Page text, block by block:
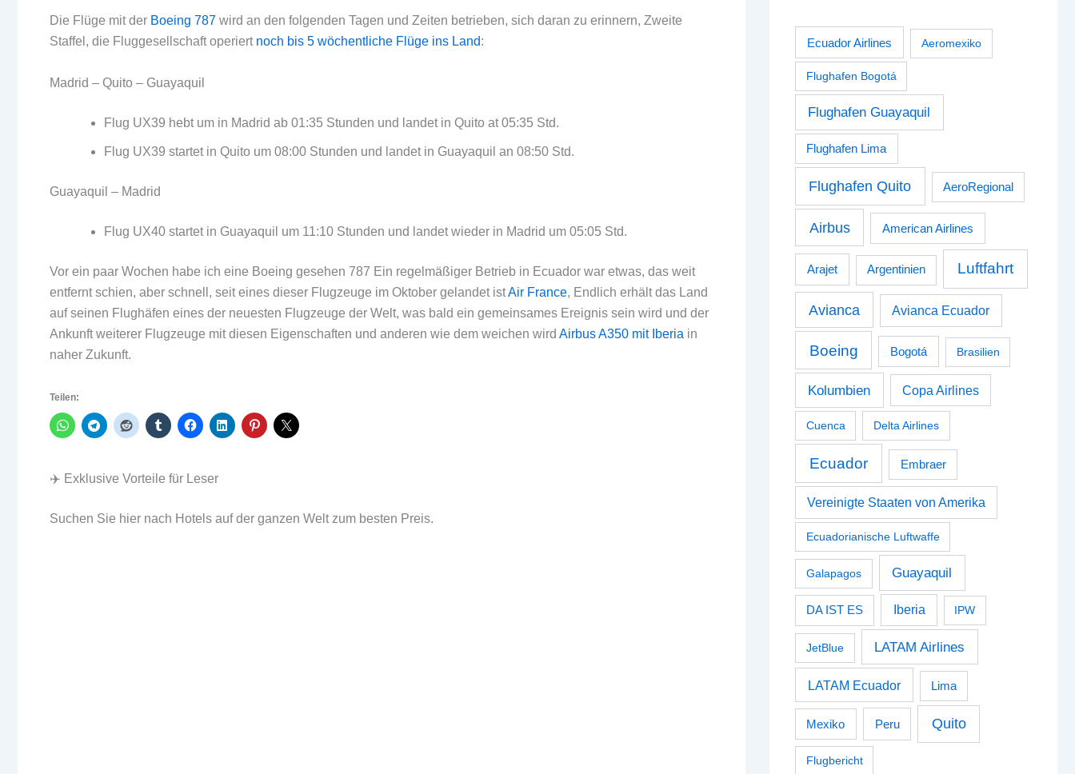
Die Flüge mit der Boeing 787 wird an den folgenden Tagen und Zeiten betrieben, sich daran zu erinnern, Zweite
Staffel, die Fluggesellschaft operiert noch bis 5 wöchentliche Flüge ins Land:
Madrid – Quito – Guayaquil
Flug UX39 hebt um in Madrid ab 01:35 Stunden und landet in Quito at 05:35 Std.
Flug UX39 startet in Quito um 08:00 Stunden und landet in Guayaquil an 08:50 Std.
Guayaquil – Madrid
Flug UX40 startet in Guayaquil um 11:10 Stunden und landet wieder in Madrid um 05:05 Std.
Vor ein paar Wochen habe ich eine Boeing gesehen 787 Ein regelmäßiger Betrieb in Ecuador war etwas, das weit
entfernt schien, aber schnell, seit eines dieser Flugzeuge im Oktober gelandet istAir France, Endlich erhält das Land
auf seinen Flughäfen eines der neuesten Flugzeuge der Welt, was bald ein gemeinsames Ereignis sein wird und der
Ankunft weiterer Flugzeuge mit diesen Eigenschaften und anderen wie dem weichen wird Airbus A350 mit Iberia in
naher Zukunft.
Teilen:
✈️ Exklusive Vorteile für Leser
Suchen Sie hier nach Hotels auf der ganzen Welt zum besten Preis.
Ecuador Airlines Aeromexiko
Flughafen Bogotá
Flughafen Guayaquil
Flughafen Lima
Flughafen Quito AeroRegional
Airbus American Airlines
Arajet Argentinien Luftfahrt
Avianca Avianca Ecuador
Boeing Bogotá Brasilien
Kolumbien Copa Airlines
Cuenca Delta Airlines
Ecuador Embraer
Vereinigte Staaten von Amerika
Ecuadorianische Luftwaffe
Galapagos Guayaquil
DA IST ES Iberia IPW
JetBlue LATAM Airlines
LATAM Ecuador Lima
Mexiko Peru Quito
Flugbericht